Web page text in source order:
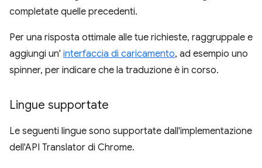
completate quelle precedenti.
Per una risposta ottimale alle tue richieste, raggruppale e
aggiungi un' interfaccia di caricamento, ad esempio uno
spinner, per indicare che la traduzione è in corso.
Lingue supportate
Le seguenti lingue sono supportate dall'implementazione
dell'API Translator di Chrome.